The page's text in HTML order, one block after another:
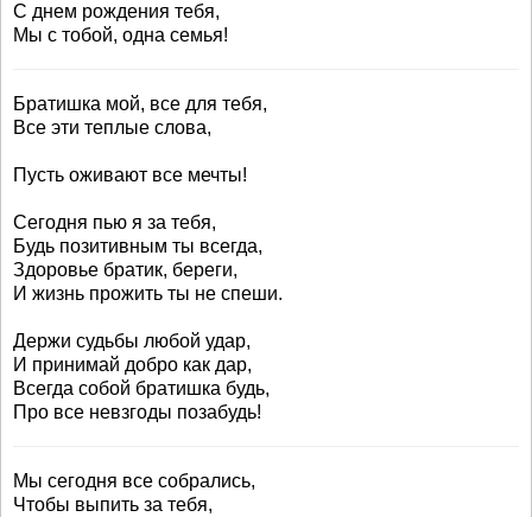
С днем рождения тебя,
Мы с тобой, одна семья!
Братишка мой, все для тебя,
Все эти теплые слова,
Пусть оживают все мечты!
Сегодня пью я за тебя,
Будь позитивным ты всегда,
Здоровье братик, береги,
И жизнь прожить ты не спеши.
Держи судьбы любой удар,
И принимай добро как дар,
Всегда собой братишка будь,
Про все невзгоды позабудь!
Мы сегодня все собрались,
Чтобы выпить за тебя,